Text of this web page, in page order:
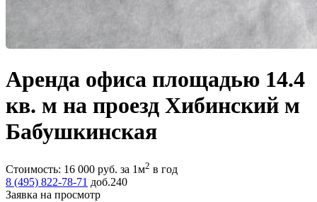
Аренда офиса площадью 14.4
кв. м на проезд Хибинский м
Бабушкинская
Стоимость: 16 000 руб. за 1м2 в год
8 (495) 822-78-71 доб.240
Заявка на просмотр